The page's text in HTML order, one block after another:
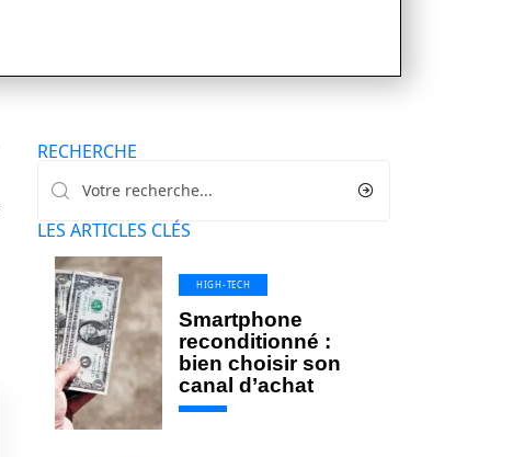
RECHERCHE
LES ARTICLES CLÉS
HIGH-TECH
Smartphone
reconditionné :
bien choisir son
canal d’achat